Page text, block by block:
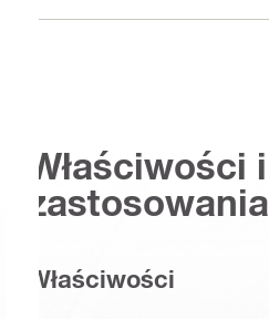
Właściwości i
zastosowania
Właściwości